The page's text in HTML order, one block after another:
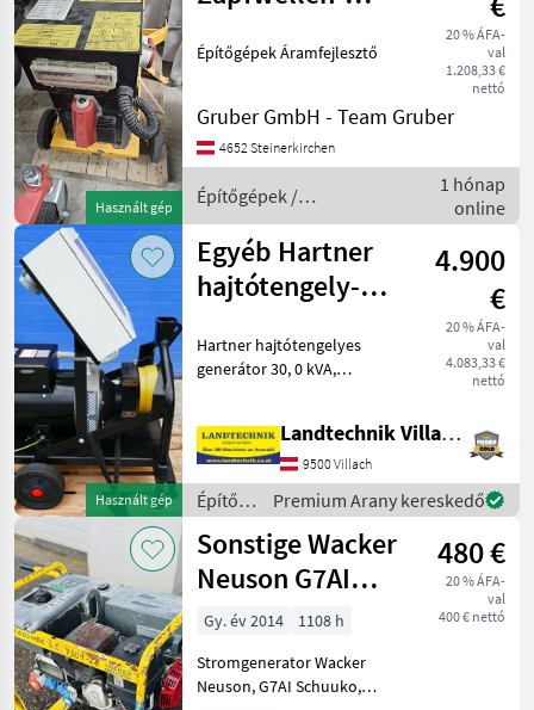
Használt gép
20 % ÁFA-
val
1.208,33 €
nettó
Építőgépek Áramfejlesztő
Gruber GmbH - Team Gruber
4652 Steinerkirchen
Építőgépek /
Sonstige
1 hónap
online
Használt gép
Egyéb Hartner
hajtótengely-
kVA
4.900
€
20 % ÁFA-
val
4.083,33 €
nettó
Hartner hajtótengelyes
generátor 30, 0 kVA,
75 PS, alacsony
fordulatszámú változat 1
500 fordulat/perc, AVR-
szabályozással
Landtechnik Villach GmbH
9500 Villach
Építőgépek
/
Sonstige
Premium Arany kereskedő
Sonstige Wacker
Neuson G7AI
Schuuko
480 €
20 % ÁFA-
val
400 € nettó
Gy. év 2014
1108 h
Stromgenerator Wacker
Neuson, G7AI Schuuko,